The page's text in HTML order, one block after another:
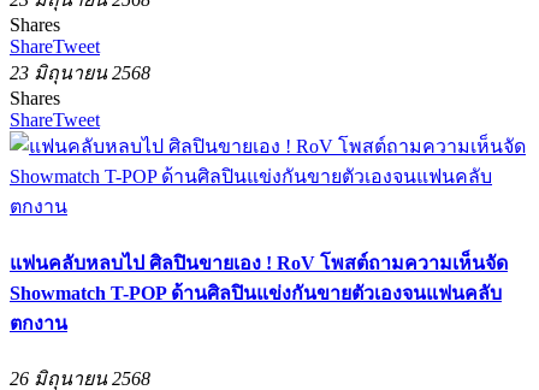
Shares
ShareTweet
23 มิถุนายน 2568
Shares
ShareTweet
แฟนคลับหลบไป ศิลปินขายเอง ! RoV โพสต์ถามความเห็นจัด
Showmatch T-POP ด้านศิลปินแข่งกันขายตัวเองจนแฟนคลับ
ตกงาน
26 มิถุนายน 2568